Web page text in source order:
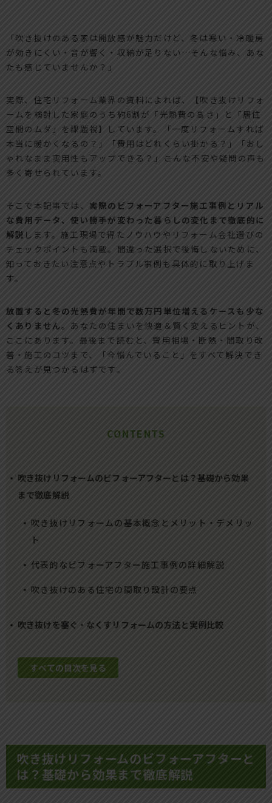
「吹き抜けのある家は開放感が魅力だけど、冬は寒い・冷暖房
が効きにくい・音が響く・収納が足りない…そんな悩み、あな
たも感じていませんか？」
実際、住宅リフォーム業界の資料によれば、【吹き抜けリフォ
ームを検討した家庭のうち約6割が「光熱費の高さ」と「居住
空間のムダ」を課題視】しています。「一度リフォームすれば
本当に暖かくなるの？」「費用はどれくらい掛かる？」「おし
ゃれなまま実用性もアップできる？」――こんな不安や疑問の声も
多く寄せられています。
そこで本記事では、 実際のビフォーアフター施工事例とリアル
な費用データ、使い勝手が変わった暮らしの変化まで徹底的に
解説 します。施工現場で得たノウハウやリフォーム会社選びの
チェックポイントも満載。間違った選択で後悔しないために、
知っておきたい注意点やトラブル事例も具体的に取り上げま
す。
放置すると冬の光熱費が年間で数万円単位増えるケースも少な
くありません。あなたの住まいを快適＆賢く変えるヒントが、
ここにあります。最後まで読むと、費用相場・断熱・間取り改
善・施工のコツまで、「今悩んでいること」をすべて解決でき
る答えが見つかるはずです。
CONTENTS
吹き抜けリフォームのビフォーアフターとは？基礎から効果
まで徹底解説
吹き抜けリフォームの基本概念とメリット・デメリッ
ト
代表的なビフォーアフター施工事例の詳細解説
吹き抜けのある住宅の間取り設計の要点
吹き抜けを塞ぐ・なくすリフォームの方法と実例比較
すべての目次を見る
吹き抜けリフォームのビフォーアフターと
は？基礎から効果まで徹底解説